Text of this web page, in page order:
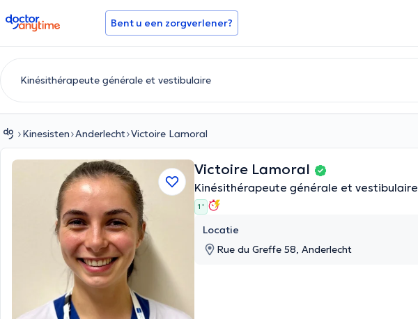
doctoranytime Bent u een zorgverlener?
Kinesisten Anderlecht Victoire Lamoral
Victoire Lamoral
Kinésithérapeute générale et vestibulaire
1 '
Locatie
Rue du Greffe 58, Anderlecht